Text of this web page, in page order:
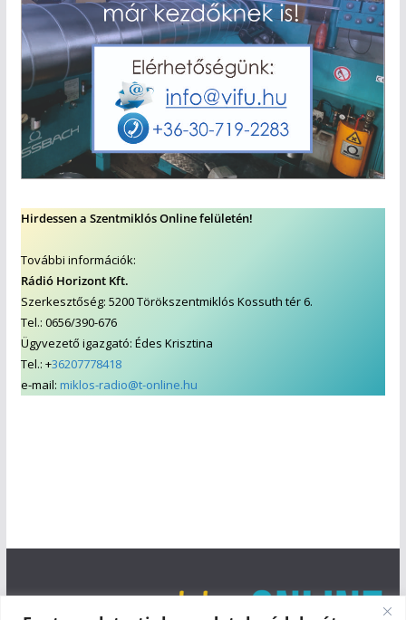
Hirdessen a Szentmiklós Online felületén!
További információk:
Rádió Horizont Kft.
Szerkesztőség: 5200 Törökszentmiklós Kossuth tér 6.
Tel.: 0656/390-676
Ügyvezető igazgató: Édes Krisztina
Tel.: +36207778418
e-mail: miklos-radio@t-online.hu